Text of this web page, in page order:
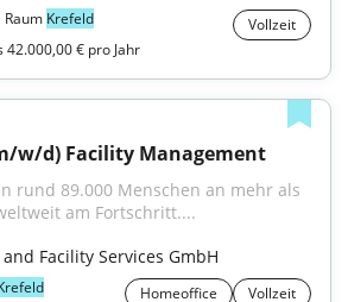
Raum Krefeld
Vollzeit
42.000,00 € pro Jahr
w/d) Facility Management
rund 89.000 Menschen an mehr als
am Fortschritt....
and Facility Services GmbH
Homeoffice Vollzeit